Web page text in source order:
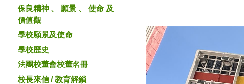
保良精神 、 願景 、 使命 及
價值觀
學校願景及使命
學校歷史
法團校董會校董名冊
校長來信 / 教育解鎖